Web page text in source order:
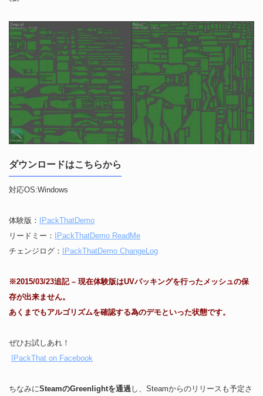
ダウンロードはこちらから
対応OS:Windows
体験版：
IPackThatDemo
リードミー：
IPackThatDemo ReadMe
チェンジログ：
IPackThatDemo ChangeLog
※2015/03/23追記 – 現在体験版はUVパッキングを行ったメッシュの保
存が出来ません。
あくまでもアルゴリズムを確認する為のデモといった状態です。
ぜひお試しあれ！
IPackThat on Facebook
ちなみにSteamのGreenlightを通過 し、Steamからのリリースも予定さ